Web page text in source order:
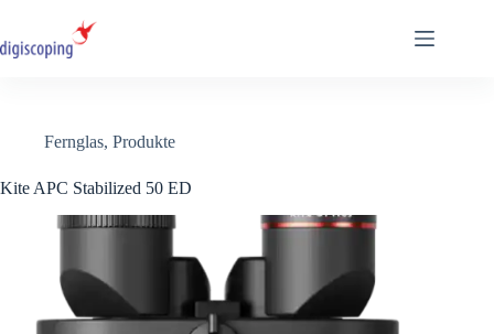
springen
Fernglas, Produkte
Kite APC Stabilized 50 ED